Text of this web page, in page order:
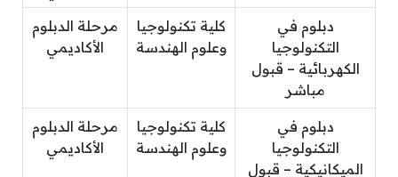
دبلوم في
التكنولوجيا
الكهربائية – قبول
مباشر
كلية تكنولوجيا
وعلوم الهندسة
مرحلة الدبلوم
الأكاديمي
دبلوم في
التكنولوجيا
الميكانيكية – قبول
كلية تكنولوجيا
وعلوم الهندسة
مرحلة الدبلوم
الأكاديمي